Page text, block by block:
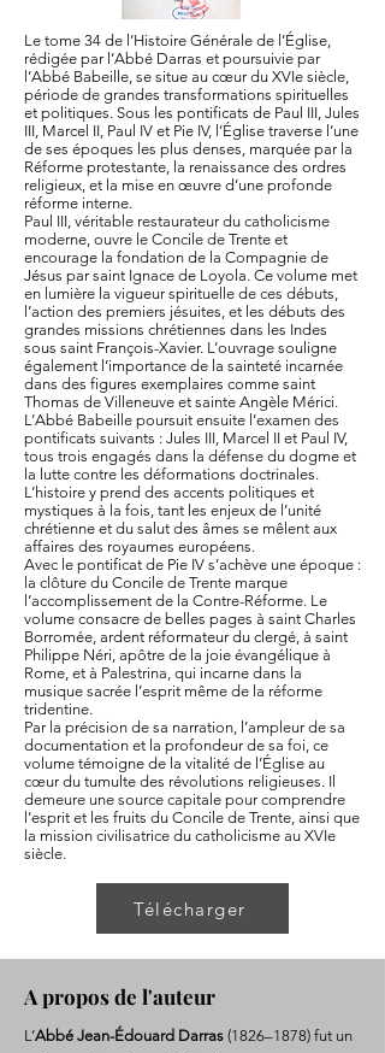
Le tome 34 de l’Histoire Générale de l’Église,
rédigée par l’Abbé Darras et poursuivie par
l’Abbé Babeille, se situe au cœur du XVIe siècle,
période de grandes transformations spirituelles
et politiques. Sous les pontificats de Paul III, Jules
III, Marcel II, Paul IV et Pie IV, l’Église traverse l’une
de ses époques les plus denses, marquée par la
Réforme protestante, la renaissance des ordres
religieux, et la mise en œuvre d’une profonde
réforme interne.
Paul III, véritable restaurateur du catholicisme
moderne, ouvre le Concile de Trente et
encourage la fondation de la Compagnie de
Jésus par saint Ignace de Loyola. Ce volume met
en lumière la vigueur spirituelle de ces débuts,
l’action des premiers jésuites, et les débuts des
grandes missions chrétiennes dans les Indes
sous saint François-Xavier. L’ouvrage souligne
également l’importance de la sainteté incarnée
dans des figures exemplaires comme saint
Thomas de Villeneuve et sainte Angèle Mérici.
L’Abbé Babeille poursuit ensuite l’examen des
pontificats suivants : Jules III, Marcel II et Paul IV,
tous trois engagés dans la défense du dogme et
la lutte contre les déformations doctrinales.
L’histoire y prend des accents politiques et
mystiques à la fois, tant les enjeux de l’unité
chrétienne et du salut des âmes se mêlent aux
affaires des royaumes européens.
Avec le pontificat de Pie IV s’achève une époque :
la clôture du Concile de Trente marque
l’accomplissement de la Contre-Réforme. Le
volume consacre de belles pages à saint Charles
Borromée, ardent réformateur du clergé, à saint
Philippe Néri, apôtre de la joie évangélique à
Rome, et à Palestrina, qui incarne dans la
musique sacrée l’esprit même de la réforme
tridentine.
Par la précision de sa narration, l’ampleur de sa
documentation et la profondeur de sa foi, ce
volume témoigne de la vitalité de l’Église au
cœur du tumulte des révolutions religieuses. Il
demeure une source capitale pour comprendre
l’esprit et les fruits du Concile de Trente, ainsi que
la mission civilisatrice du catholicisme au XVIe
siècle.
Télécharger
A propos de l'auteur
L’Abbé Jean-Édouard Darras (1826–1878) fut un